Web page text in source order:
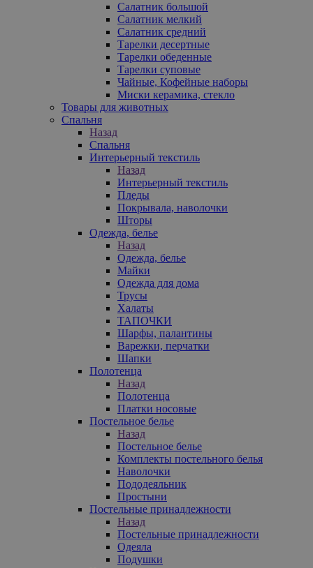
Салатник большой
Салатник мелкий
Салатник средний
Тарелки десертные
Тарелки обеденные
Тарелки суповые
Чайные, Кофейные наборы
Миски керамика, стекло
Товары для животных
Спальня
Назад
Спальня
Интерьерный текстиль
Назад
Интерьерный текстиль
Пледы
Покрывала, наволочки
Шторы
Одежда, белье
Назад
Одежда, белье
Майки
Одежда для дома
Трусы
Халаты
ТАПОЧКИ
Шарфы, палантины
Варежки, перчатки
Шапки
Полотенца
Назад
Полотенца
Платки носовые
Постельное белье
Назад
Постельное белье
Комплекты постельного белья
Наволочки
Пододеяльник
Простыни
Постельные принадлежности
Назад
Постельные принадлежности
Одеяла
Подушки